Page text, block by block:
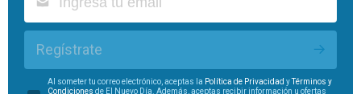
Regístrate
Al someter tu correo electrónico, aceptas la Política de Privacidad yTérminos y
Condiciones de El Nuevo Día. Además, aceptas recibir información u ofertas